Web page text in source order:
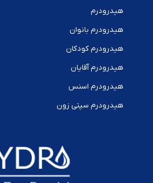
هیدرودرم
هیدرودرم بانوان
هیدرودرم کودکان
هیدرودرم آقایان
هیدرودرم اسنس
هیدرودرم سپتی زون